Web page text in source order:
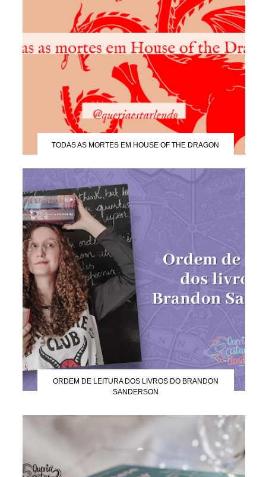
TODAS AS MORTES EM HOUSE OF THE DRAGON
ORDEM DE LEITURA DOS LIVROS DO BRANDON
SANDERSON